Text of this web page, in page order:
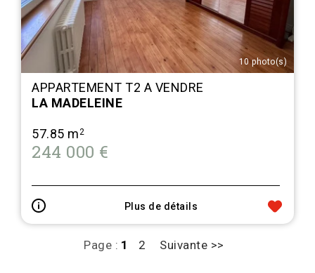
10 photo(s)
APPARTEMENT T2 A VENDRE
LA MADELEINE
57.85 m2
244 000 €
Plus de détails
Page : 1 2 Suivante >>